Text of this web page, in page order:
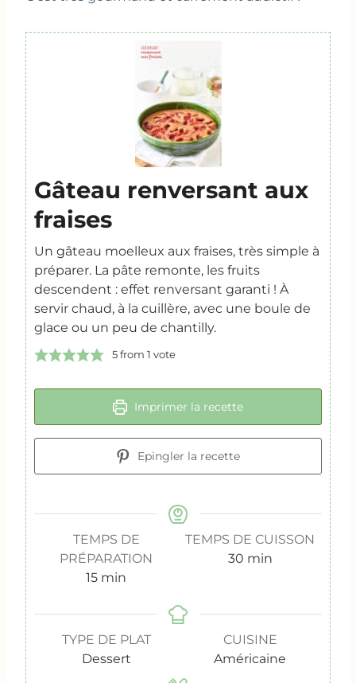
Gâteau renversant aux
fraises
Un gâteau moelleux aux fraises, très simple à
préparer. La pâte remonte, les fruits
descendent : effet renversant garanti ! À
servir chaud, à la cuillère, avec une boule de
glace ou un peu de chantilly.
5from 1 vote
Imprimer la recette
Epingler la recette
TEMPS DE
PRÉPARATION
15m
n
u
t
min
TEMPS DE CUISSON
30m
u
t
e
min
TYPE DE PLAT
Dessert
CUISINE
Américaine